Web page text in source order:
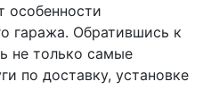
особенности
гаража. Обратившись к
не только самые
по доставку, установке